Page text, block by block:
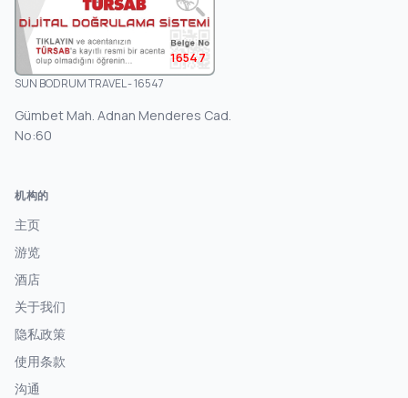
16547
SUN BODRUM TRAVEL - 16547
Gümbet Mah. Adnan Menderes Cad.
No:60
机构的
主页
游览
酒店
关于我们
隐私政策
使用条款
沟通